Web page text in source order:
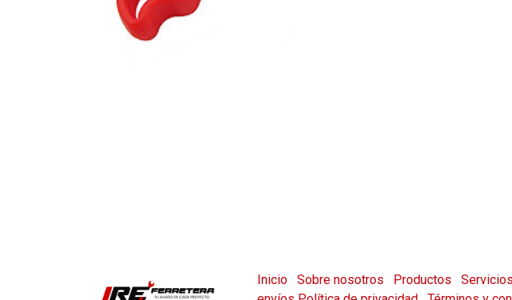
Inicio Sobre nosotros Productos Servicios